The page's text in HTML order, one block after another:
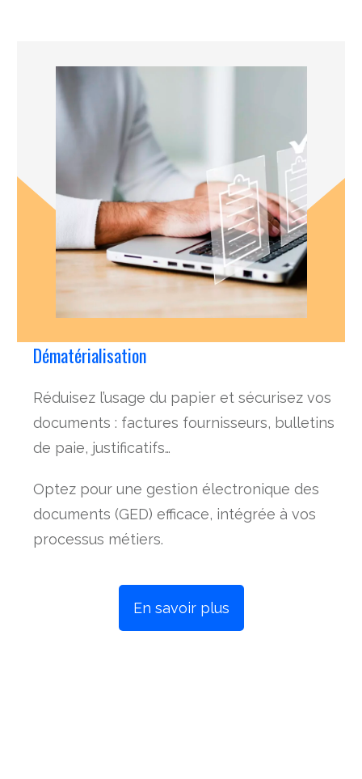
Dématérialisation
Réduisez l’usage du papier et sécurisez vos
documents : factures fournisseurs, bulletins
de paie, justificatifs…
Optez pour une gestion électronique des
documents (GED) efficace, intégrée à vos
processus métiers.
En savoir plus